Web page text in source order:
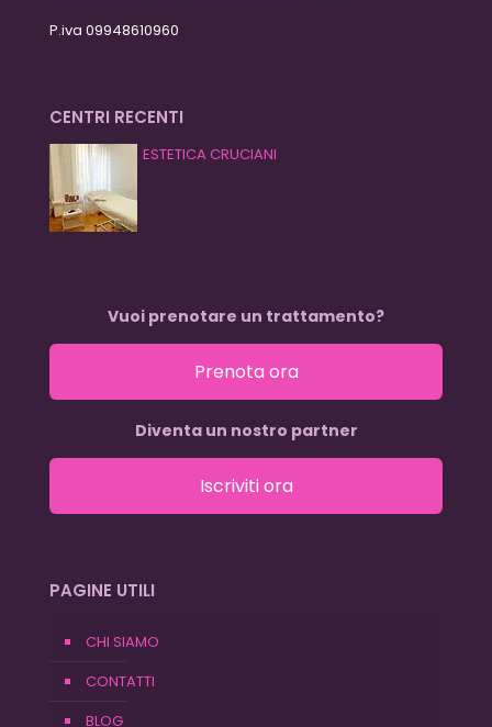
P.iva 09948610960
CENTRI RECENTI
ESTETICA CRUCIANI
Vuoi prenotare un trattamento?
Prenota ora
Diventa un nostro partner
Iscriviti ora
PAGINE UTILI
CHI SIAMO
CONTATTI
BLOG